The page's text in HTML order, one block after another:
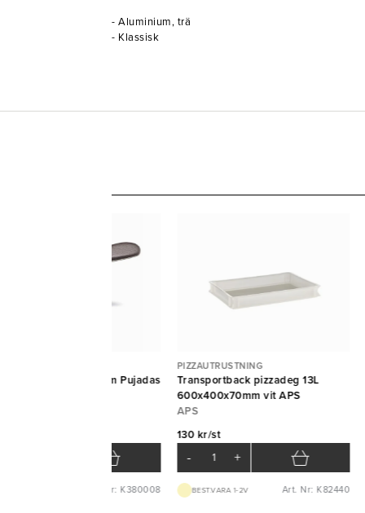
- Aluminium, trä
- Klassisk
rostfri Ø10cm Pujadas
Art. Nr: K380008
PIZZAUTRUSTNING
Transportback pizzadeg 13L
600x400x70mm vit APS
APS
130 kr/st
- +
BEST.VARA 1-2V Art. Nr: K82440